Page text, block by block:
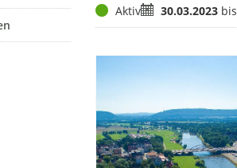
StatusAktivZeitraum
30.03.2023bis